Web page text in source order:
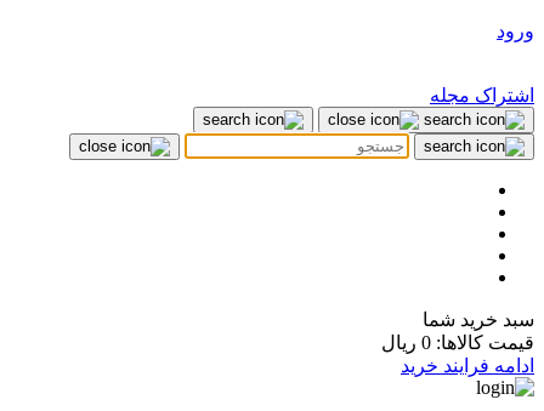
ورود
اشتراک مجله
سبد خرید شما
قیمت کالاها: 0 ریال
ادامه فرایند خرید